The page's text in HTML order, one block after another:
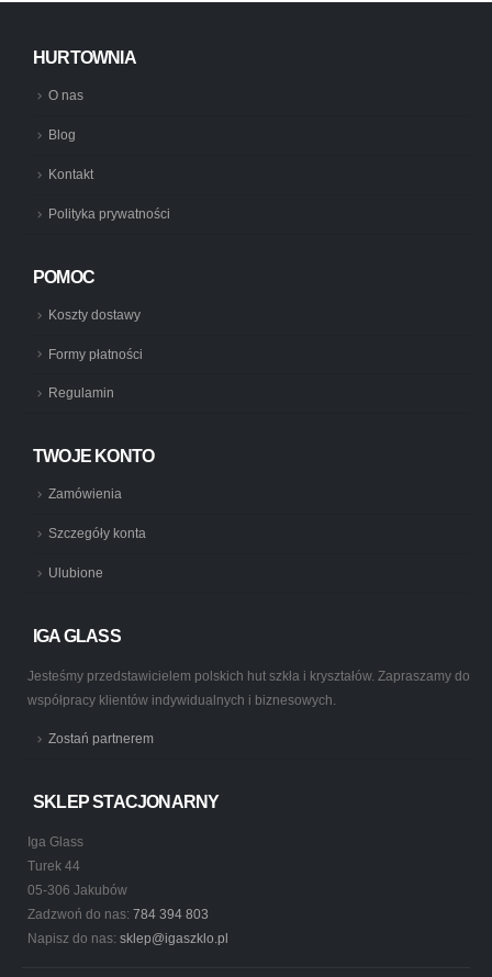
HURTOWNIA
O nas
Blog
Kontakt
Polityka prywatności
POMOC
Koszty dostawy
Formy płatności
Regulamin
TWOJE KONTO
Zamówienia
Szczegóły konta
Ulubione
IGA GLASS
Jesteśmy przedstawicielem polskich hut szkła i kryształów. Zapraszamy do
współpracy klientów indywidualnych i biznesowych.
Zostań partnerem
SKLEP STACJONARNY
Iga Glass
Turek 44
05-306 Jakubów
Zadzwoń do nas: 784 394 803
Napisz do nas: sklep@igaszklo.pl